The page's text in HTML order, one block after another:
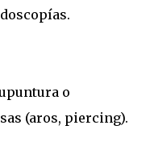
o
(aros, piercing).